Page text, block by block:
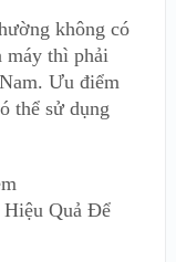
không có
máy thì phải
Ưu điểm
thể sử dụng
Quả Để